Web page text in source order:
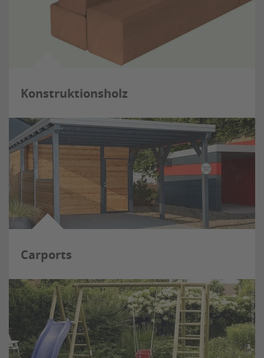
Konstruktionsholz
Carports